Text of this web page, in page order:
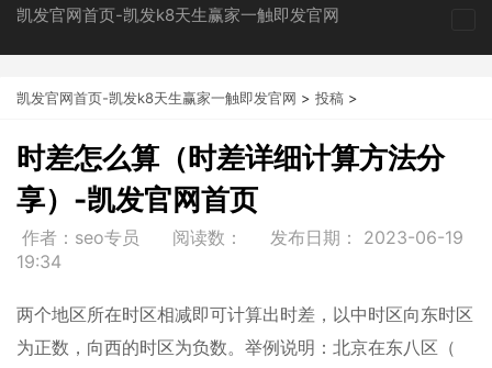
凯发官网首页-凯发k8天生赢家一触即发官网
凯发官网首页-凯发k8天生赢家一触即发官网 > 投稿 >
时差怎么算（时差详细计算方法分
享）-凯发官网首页
作者：seo专员 阅读数： 发布日期： 2023-06-19
19:34
两个地区所在时区相减即可计算出时差，以中时区向东时区
为正数，向西的时区为负数。举例说明：北京在东八区（